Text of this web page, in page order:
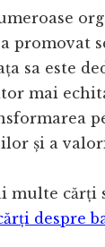
promovat
sa este
mai
și a
multe cărți
despre